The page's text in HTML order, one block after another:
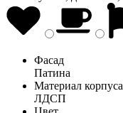
Фасад
Патина
Материал корпуса
ЛДСП